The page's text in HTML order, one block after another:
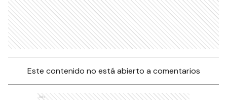
Este contenido no está abierto a comentarios
Ads